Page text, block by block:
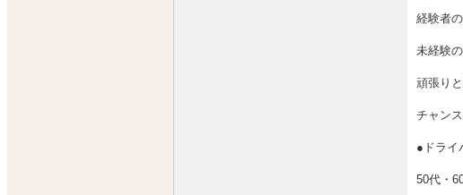
◎毎月：目標達成金→10,000～30,000円／月
◎3ヶ月・半年：目標達成金→90,000～1,000,000
経験者
未経験
頑張り
チャン
●ドライ
50代・